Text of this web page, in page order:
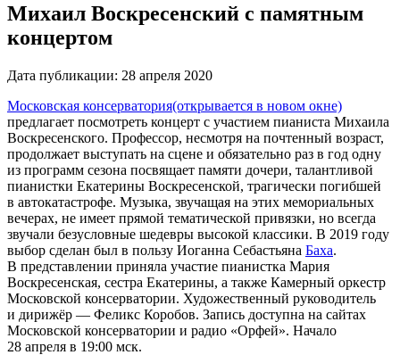
Михаил Воскресенский с памятным
концертом
Дата публикации: 28 апреля 2020
Московская консерватория(открывается в новом окне)
предлагает посмотреть концерт с участием пианиста Михаила
Воскресенского. Профессор, несмотря на почтенный возраст,
продолжает выступать на сцене и обязательно раз в год одну
из программ сезона посвящает памяти дочери, талантливой
пианистки Екатерины Воскресенской, трагически погибшей
в автокатастрофе. Музыка, звучащая на этих мемориальных
вечерах, не имеет прямой тематической привязки, но всегда
звучали безусловные шедевры высокой классики. В 2019 году
выбор сделан был в пользу Иоганна Себастьяна Баха.
В представлении приняла участие пианистка Мария
Воскресенская, сестра Екатерины, а также Камерный оркестр
Московской консерватории. Художественный руководитель
и дирижёр — Феликс Коробов. Запись доступна на сайтах
Московской консерватории и радио «Орфей». Начало
28 апреля в 19:00 мск.